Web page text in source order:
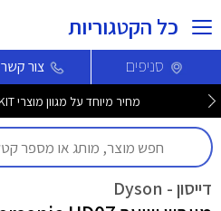
כל הקטגוריות
סניפים צור קשר
מחיר מיוחד על מגוון מוצרי PETKIT לחברי מועדון >>
דייסון - Dyson